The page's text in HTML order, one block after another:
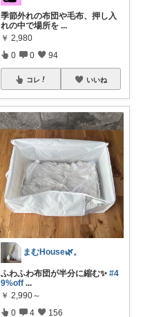
季節外れの布団や毛布、押し入
れの中で場所を ...
￥ 2,980
0 0 94
コレ いいね
まむHouse🌿。
ふわふわ布団が半分に縮む✨ #4
9%off ...
￥ 2,990～
0 4 156